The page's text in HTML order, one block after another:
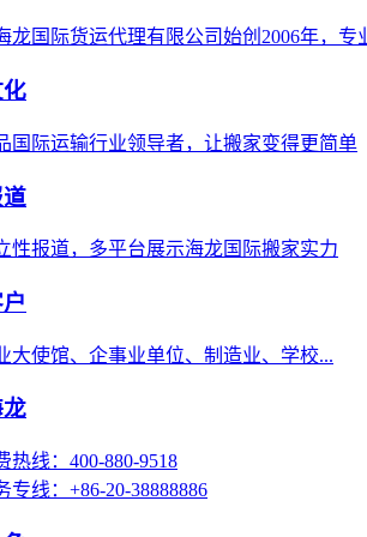
龙国际货运代理有限公司始创2006年，
国际运输行业领导者，让搬家变得更简单
性报道，多平台展示海龙国际搬家实力
大使馆、企事业单位、制造业、学校...
热线：400-880-9518
专线：+86-20-38888886